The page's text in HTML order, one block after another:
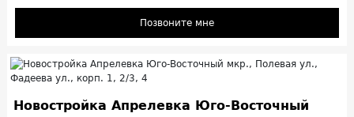
Позвоните мне
Новостройка Апрелевка Юго-Восточный